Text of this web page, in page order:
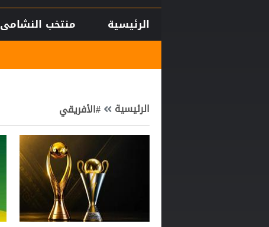
الرئيسية منتخب النشامى
الرئيسية #الأفريقي